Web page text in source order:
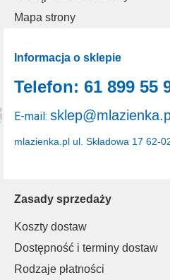
Mapa strony
Zasady sprzedaży
Koszty dostaw
Dostępność i terminy dostaw
Rodzaje płatności
Informacja o sklepie
mlazienka.pl ul. Składowa 17 62-
Telefon: 61 899 55
E-mail: